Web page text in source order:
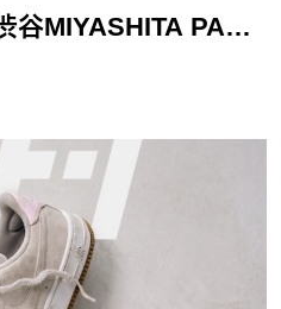
谷MIYASHITA PARK